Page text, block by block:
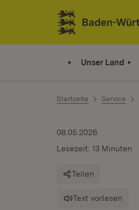
Zum Inhalt springen
Link zur Startseite
Unser Land
Startseite Service
08.05.2026
Lesezeit: 13 Minuten
Teilen
Text vorlesen